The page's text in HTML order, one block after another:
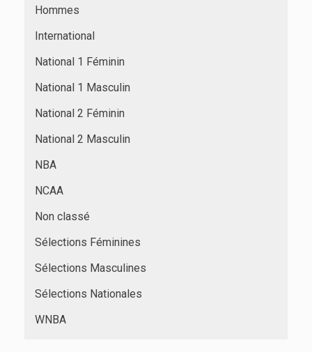
Hommes
International
National 1 Féminin
National 1 Masculin
National 2 Féminin
National 2 Masculin
NBA
NCAA
Non classé
Sélections Féminines
Sélections Masculines
Sélections Nationales
WNBA